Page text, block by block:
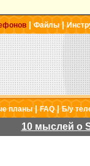
|Файлы|
планы|FAQ|Б/у
10 мыслей о